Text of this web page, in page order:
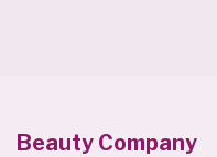
Beauty Company